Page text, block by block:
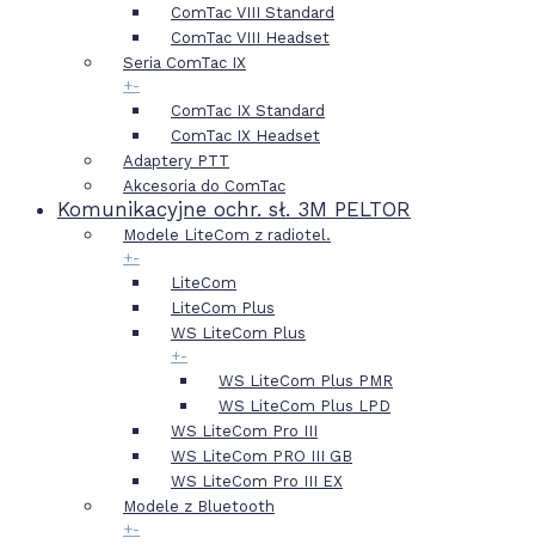
ComTac VIII Standard
ComTac VIII Headset
Seria ComTac IX
+-
ComTac IX Standard
ComTac IX Headset
Adaptery PTT
Akcesoria do ComTac
Komunikacyjne ochr. sł. 3M PELTOR
Modele LiteCom z radiotel.
+-
LiteCom
LiteCom Plus
WS LiteCom Plus
+-
WS LiteCom Plus PMR
WS LiteCom Plus LPD
WS LiteCom Pro III
WS LiteCom PRO III GB
WS LiteCom Pro III EX
Modele z Bluetooth
+-